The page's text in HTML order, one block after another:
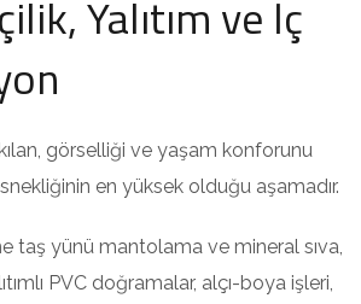
Yalıtım ve İç
görselliği ve yaşam konforunu
en yüksek olduğu aşamadır.
taş yünü mantolama ve mineral sıva,
PVC doğramalar, alçı-boya işleri,